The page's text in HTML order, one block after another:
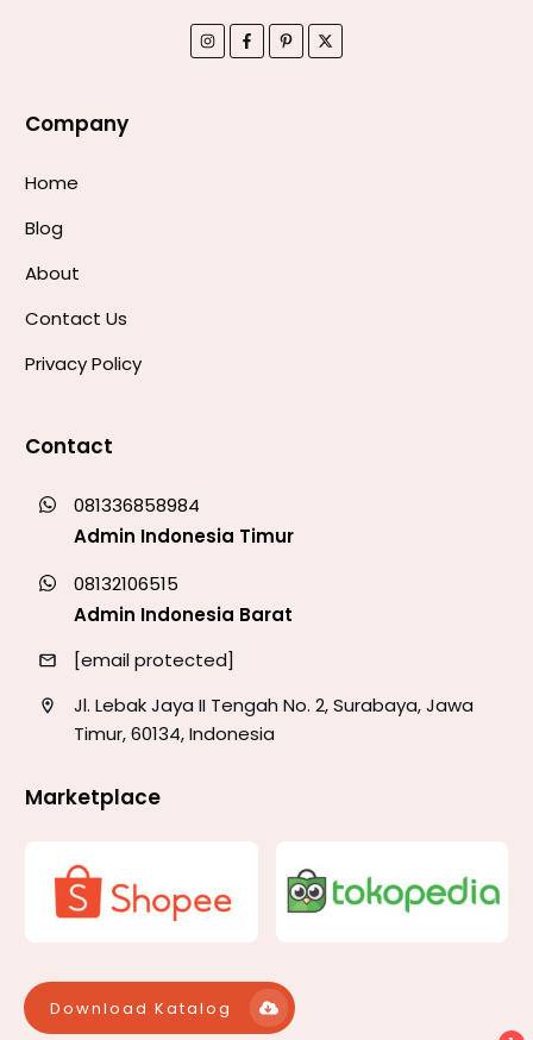
Company
Home
Blog
About
Contact Us
Privacy Policy
Contact
081336858984
Admin Indonesia Timur
08132106515
Admin Indonesia Barat
[email protected]
Jl. Lebak Jaya II Tengah No. 2, Surabaya, Jawa
Timur, 60134, Indonesia
Marketplace
Download Katalog